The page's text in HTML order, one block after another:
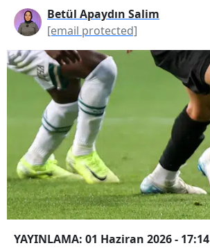
Betül Apaydın Salim
[email protected]
YAYINLAMA: 01 Haziran 2026 - 17:14